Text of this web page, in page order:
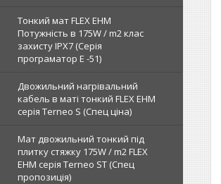
Тонкий мат FLEX EHM
Потужність в 175W / m2 клас
захисту IPX7 (Серія
програматор Е -51)
Двожильний нагрівальний
кабель в маті тонкий FLEX EHM
серія Terneo S (Спец ціна)
Мат двожильний тонкий під
плитку стяжку 175W / m2 FLEX
EHM серія Terneo SТ (Спец
пропозиція)